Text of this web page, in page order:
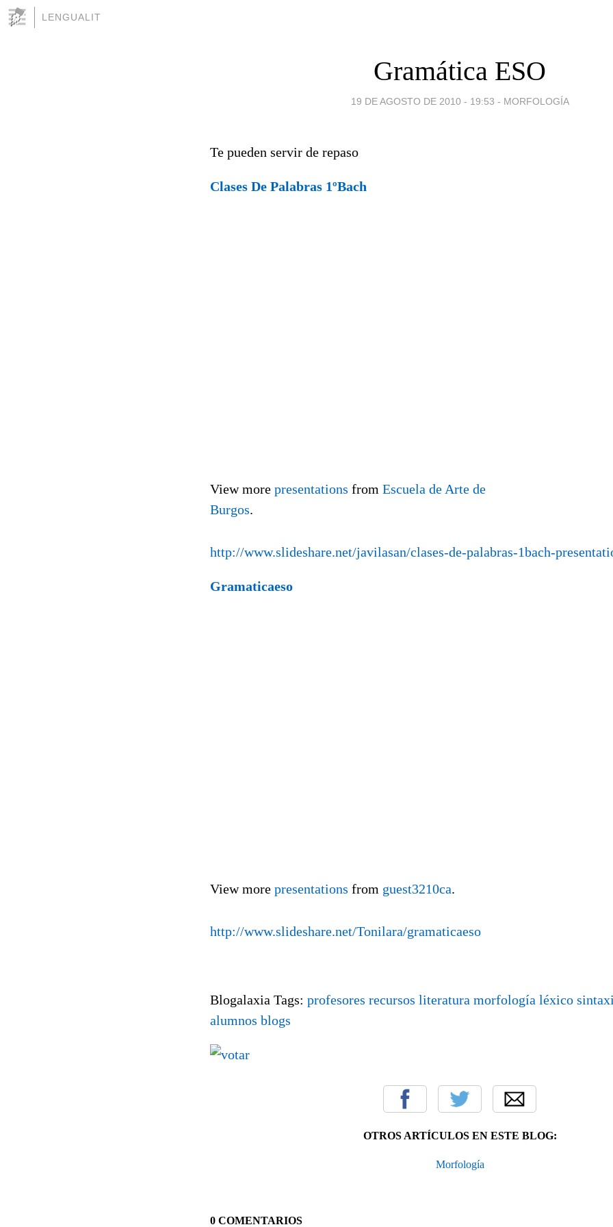
LENGUALIT
Gramática ESO
19 DE AGOSTO DE 2010 - 19:53 - MORFOLOGÍA
Te pueden servir de repaso
Clases De Palabras 1ºBach
View more presentations from Escuela de Arte de
Burgos.
http://www.slideshare.net/javilasan/clases-de-palabras-1bach-
Gramaticaeso
View more presentations from guest3210ca.
http://www.slideshare.net/Tonilara/gramaticaeso
Blogalaxia Tags: profesores recursos literatura morfología léxico
alumnos blogs
OTROS ARTÍCULOS EN ESTE BLOG:
Morfología
0 COMENTARIOS